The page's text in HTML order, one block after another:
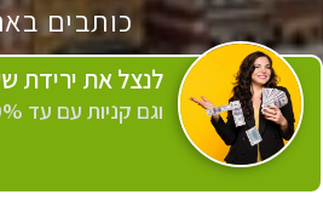
כותבים
2274
לנצל את ירידת
וגם קניות עם עד 10% הנחה